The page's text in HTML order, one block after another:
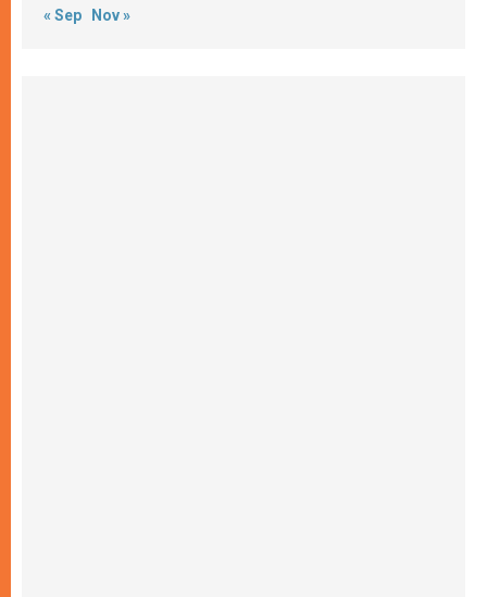
« Sep Nov »